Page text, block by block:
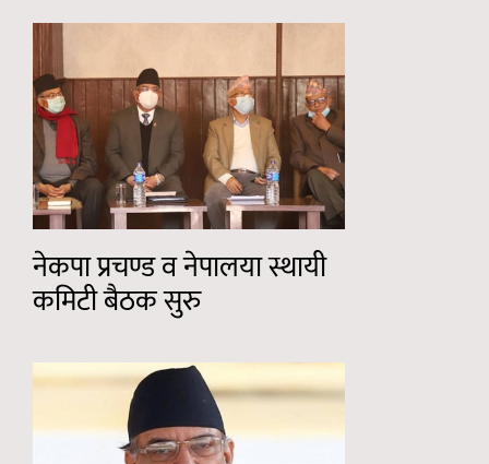
नेकपा प्रचण्ड व नेपालया स्थायी
कमिटी बैठक सुरु